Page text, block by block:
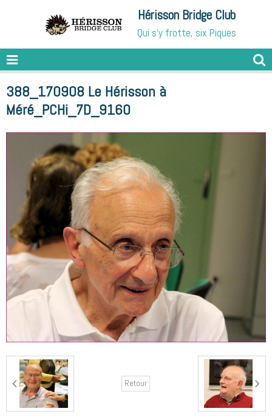
Hérisson Bridge Club
Qui s'y frotte, six Piques
388_170908 Le Hérisson à
Méré_PCHi_7D_9160
Retour